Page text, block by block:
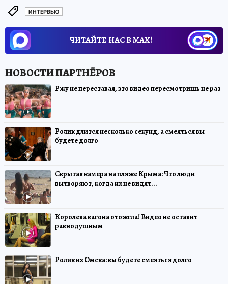
ИНТЕРВЬЮ
ЧИТАЙТЕ НАС В МАХ!
Ржу не переставая, это видео пересмотришь не раз
Ролик длится несколько секунд, а смеяться вы
будете долго
Скрытая камера на пляже Крыма: Что люди
вытворяют, когда их не видят...
Королева вагона отожгла! Видео не оставит
равнодушным
Ролик из Омска: вы будете смеяться долго